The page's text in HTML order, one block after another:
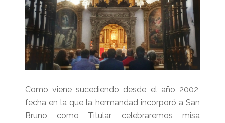
Como viene sucediendo desde el año 2002,
fecha en la que la hermandad incorporó a San
Bruno como Titular, celebraremos misa